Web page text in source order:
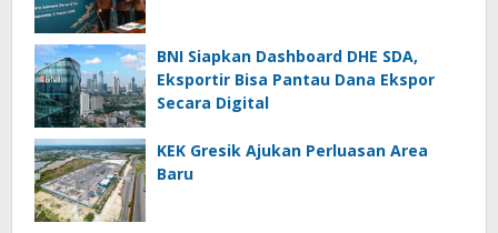
BNI Siapkan Dashboard DHE SDA,
Eksportir Bisa Pantau Dana Ekspor
Secara Digital
KEK Gresik Ajukan Perluasan Area
Baru